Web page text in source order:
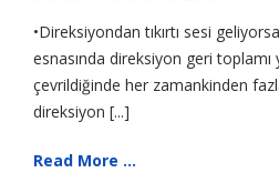
•Direksiyondan tıkırtı sesi
esnasında direksiyon geri toplamı
çevrildiğinde her zamankinden
direksiyon [...]
Read More ...